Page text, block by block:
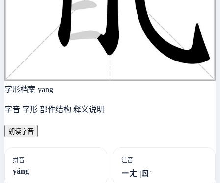
字形档案 yang
字音 字形 部件结构 释义说明
朗读字音
拼音
yáng
注音
ㄧㄤˊ|ㄖˋ